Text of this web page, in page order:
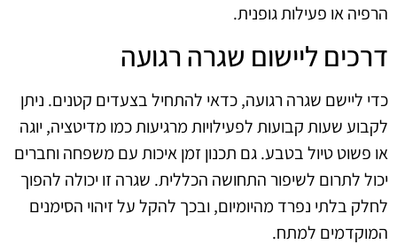
הרפיה או פעילות גופנית.
דרכים ליישום שגרה רגועה
כדי ליישם שגרה רגועה, כדאי להתחיל בצעדים קטנים. ניתן
לקבוע שעות קבועות לפעילויות מרגיעות כמו מדיטציה, יוגה
או פשוט טיול בטבע. גם תכנון זמן איכות עם משפחה וחברים
יכול לתרום לשיפור התחושה הכללית. שגרה זו יכולה להפוך
לחלק בלתי נפרד מהיומיום, ובכך להקל על זיהוי הסימנים
המוקדמים למתח.